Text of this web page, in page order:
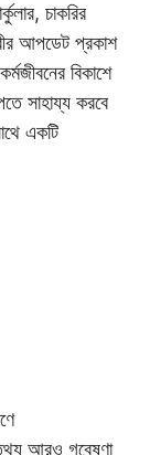
চাকরির
আপডেট প্রকাশ
বিকাশে
সাহায্য করবে
একটি
আরও গবেষণা